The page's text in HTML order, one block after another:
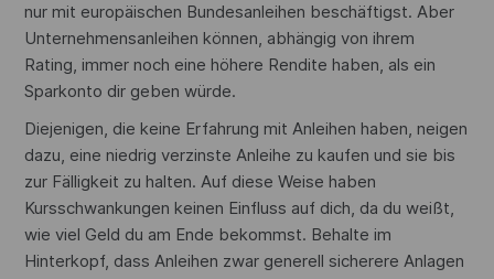
nur mit europäischen Bundesanleihen beschäftigst. Aber
Unternehmensanleihen können, abhängig von ihrem
Rating, immer noch eine höhere Rendite haben, als ein
Sparkonto dir geben würde.
Diejenigen, die keine Erfahrung mit Anleihen haben, neigen
dazu, eine niedrig verzinste Anleihe zu kaufen und sie bis
zur Fälligkeit zu halten. Auf diese Weise haben
Kursschwankungen keinen Einfluss auf dich, da du weißt,
wie viel Geld du am Ende bekommst. Behalte im
Hinterkopf, dass Anleihen zwar generell sicherere Anlagen